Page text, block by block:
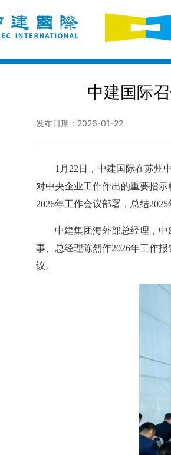
中建国际
发布日期：2026-01-22
1月22日，中建国际在苏州中
对中央企业工作作出的重要指
2026年工作会议部署，总结
中建集团海外部总经理，中建
事、总经理陈烈作2026年工作
议。